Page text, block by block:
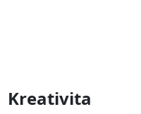
Kreativita